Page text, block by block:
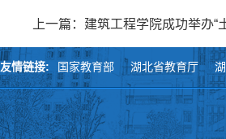
上一篇：建筑工程学院成功举办“
友情链接: 国家教育部 湖北省教育厅